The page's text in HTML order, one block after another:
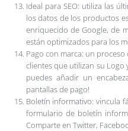
Ideal para SEO: utiliza las
los datos de los productos
enriquecido de Google, de
están optimizados para los
Pago con marca: un
clientes que utilizan su Logo
puedes añadir un
pantallas de pago!
Boletín informativo: vincula
formulario de boletín
Comparte en Twitter,